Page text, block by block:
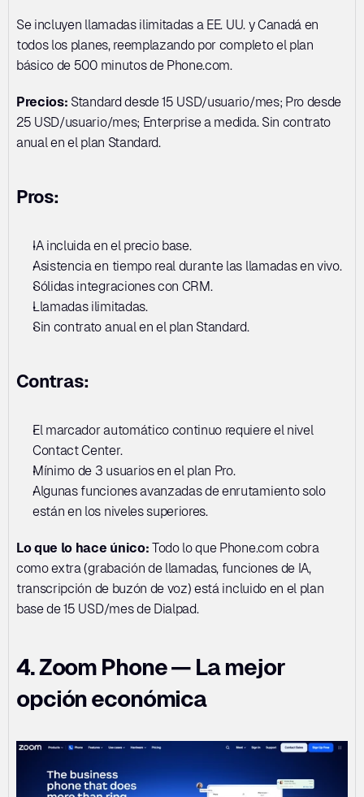
Se incluyen llamadas ilimitadas a EE. UU. y Canadá en
todos los planes, reemplazando por completo el plan
básico de 500 minutos de Phone.com.
Precios: Standard desde 15 USD/usuario/mes; Pro desde
25 USD/usuario/mes; Enterprise a medida. Sin contrato
anual en el plan Standard.
Pros:
IA incluida en el precio base.
Asistencia en tiempo real durante las llamadas en vivo.
Sólidas integraciones con CRM.
Llamadas ilimitadas.
Sin contrato anual en el plan Standard.
Contras:
El marcador automático continuo requiere el nivel
Contact Center.
Mínimo de 3 usuarios en el plan Pro.
Algunas funciones avanzadas de enrutamiento solo
están en los niveles superiores.
Lo que lo hace único: Todo lo que Phone.com cobra
como extra (grabación de llamadas, funciones de IA,
transcripción de buzón de voz) está incluido en el plan
base de 15 USD/mes de Dialpad.
4. Zoom Phone — La mejor
opción económica